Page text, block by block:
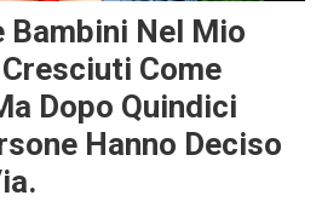
Bambini Nel Mio
Come
Dopo Quindici
Hanno Deciso